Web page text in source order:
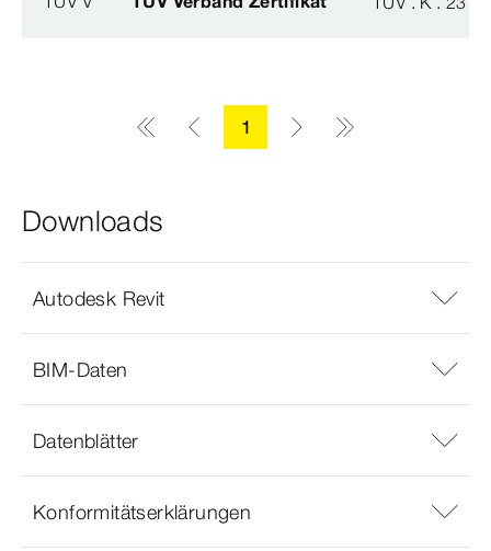
1
Downloads
Autodesk Revit
BIM-Daten
Datenblätter
Konformitätserklärungen